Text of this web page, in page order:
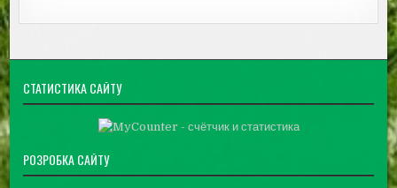
СТАТИСТИКА САЙТУ
РОЗРОБКА САЙТУ